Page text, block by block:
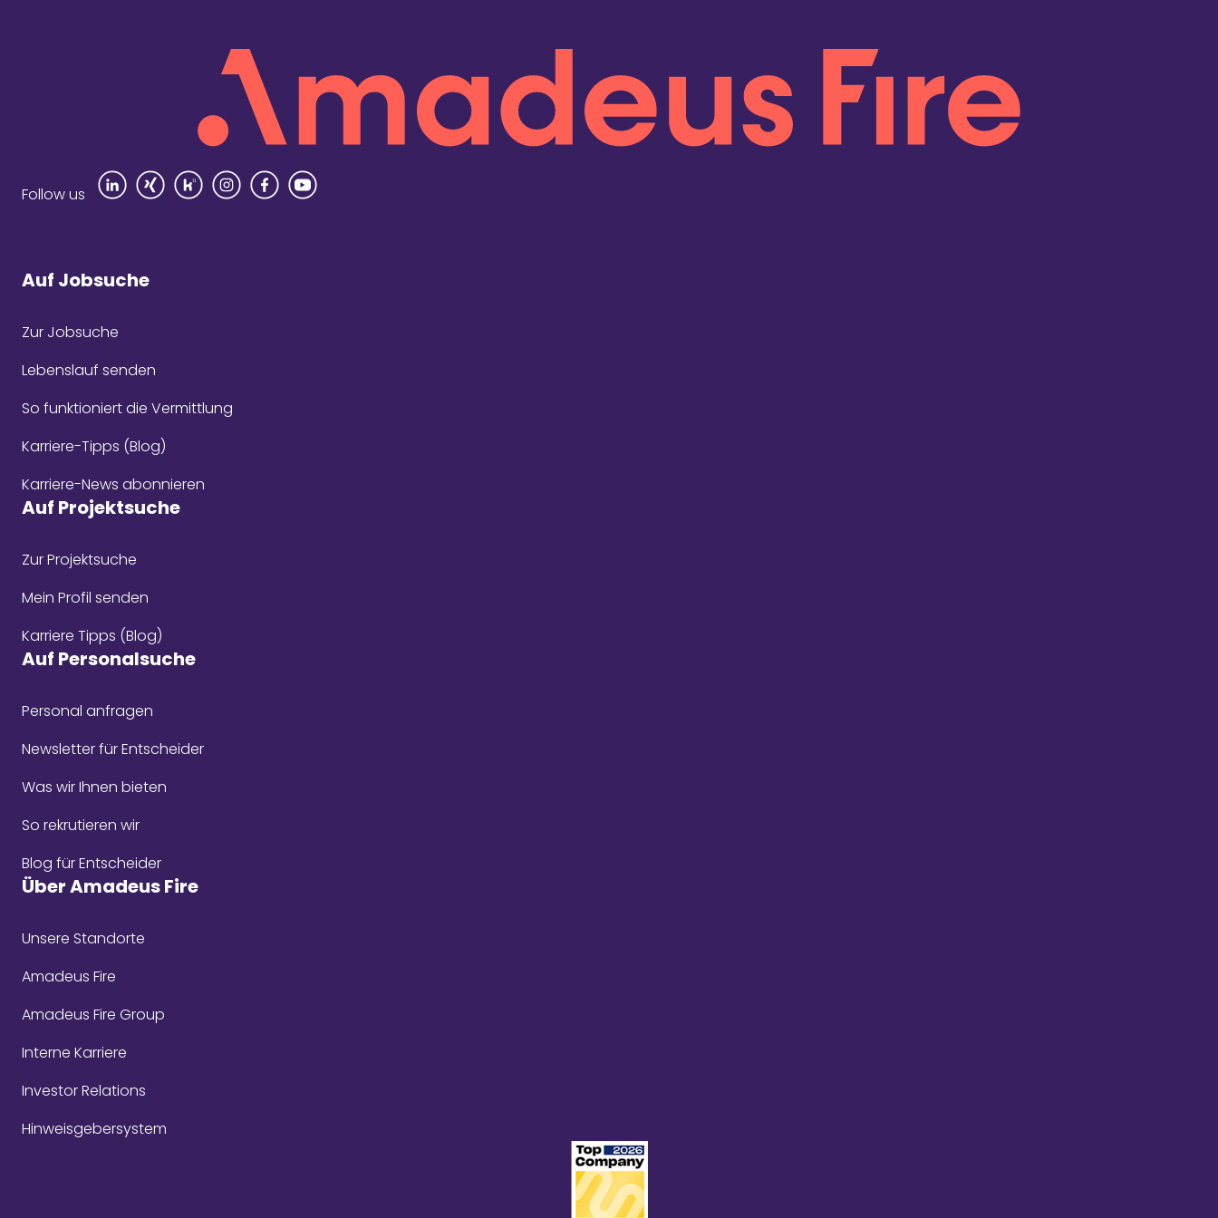
Follow us
Auf Jobsuche
Zur Jobsuche
Lebenslauf senden
So funktioniert die Vermittlung
Karriere-Tipps (Blog)
Karriere-News abonnieren
Auf Projektsuche
Zur Projektsuche
Mein Profil senden
Karriere Tipps (Blog)
Auf Personalsuche
Personal anfragen
Newsletter für Entscheider
Was wir Ihnen bieten
So rekrutieren wir
Blog für Entscheider
Über Amadeus Fire
Unsere Standorte
Amadeus Fire
Amadeus Fire Group
Interne Karriere
Investor Relations
Hinweisgebersystem